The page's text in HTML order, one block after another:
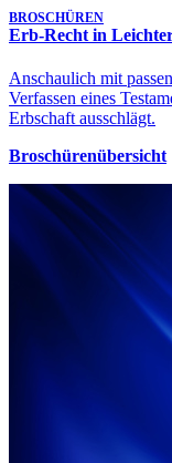
BROSCHÜREN
Erb-Recht in
Anschaulich mit
Verfassen eines
Erbschaft ausschlägt.
Broschürenübersicht